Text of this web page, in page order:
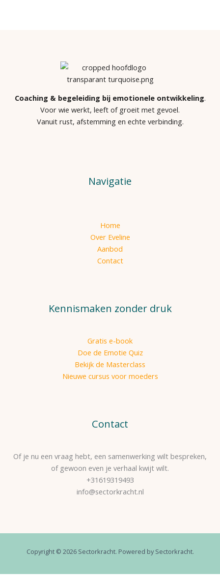
Coaching & begeleiding bij emotionele ontwikkeling.
Voor wie werkt, leeft of groeit met gevoel.
Vanuit rust, afstemming en echte verbinding.
Navigatie
Home
Over Eveline
Aanbod
Contact
Kennismaken zonder druk
Gratis e-book
Doe de Emotie Quiz
Bekijk de Masterclass
Nieuwe cursus voor moeders
Contact
Of je nu een vraag hebt, een samenwerking wilt bespreken,
of gewoon even je verhaal kwijt wilt.
+31619319493
info@sectorkracht.nl
Copyright © 2026 Sectorkracht. Powered by Sectorkracht.